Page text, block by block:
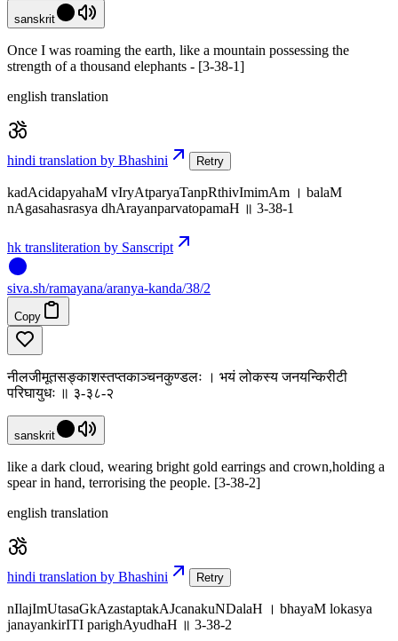
sanskrit
Once I was roaming the earth, like a mountain possessing the
strength of a thousand elephants - [3-38-1]
english translation
hindi translation by Bhashini Retry
kadAcidapyahaM vIryAtparyaTanpRthivImimAm । balaM
nAgasahasrasya dhArayanparvatopamaH ॥ 3-38-1
hk transliteration by Sanscript
siva.sh/ramayana/aranya-kanda/38/2
Copy
नीलजीमूतसङ्काशस्तप्तकाञ्चनकुण्डलः । भयं लोकस्य जनयन्किरीटी
परिघायुधः ॥ ३-३८-२
sanskrit
like a dark cloud, wearing bright gold earrings and crown,holding a
spear in hand, terrorising the people. [3-38-2]
english translation
hindi translation by Bhashini Retry
nIlajImUtasaGkAzastaptakAJcanakuNDalaH । bhayaM lokasya
janayankirITI parighAyudhaH ॥ 3-38-2